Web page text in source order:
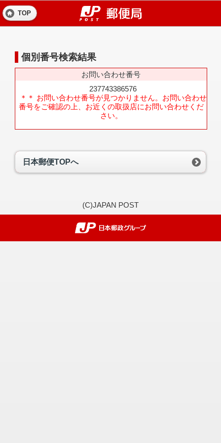
TOP
個別番号検索結果
お問い合わせ番号
237743386576
＊＊ お問い合わせ番号が見つかりません。お問い合わせ
番号をご確認の上、お近くの取扱店にお問い合わせくだ
さい。
日本郵便TOPへ
(C)JAPAN POST